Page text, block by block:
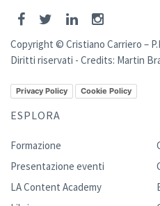
Copyright © Cristiano Carriero –
Diritti riservati - Credits: Martin
Privacy Policy Cookie Policy
ESPLORA
Formazione
Presentazione eventi
LA Content Academy